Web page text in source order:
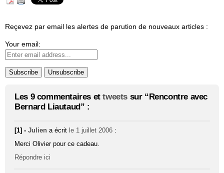
Reçevez par email les alertes de parution de nouveaux articles :
Your email:
Les 9 commentaires ettweets sur “Rencontre avec
Bernard Liautaud” :
[1] -Julien a écrit le 1 juillet 2006 :
Merci Olivier pour ce cadeau.
Répondre ici